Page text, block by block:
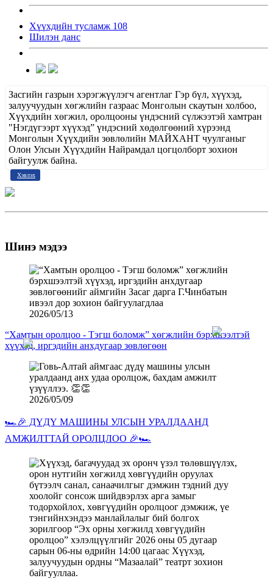
Хүүхдийн тусламж 108
Шилэн данс
Засгийн газрын хэрэгжүүлэгч агентлаг Гэр бүл, хүүхэд,
залуучуудын хөгжлийн газраас Монголын скаутын холбоо,
Хүүхдийн хөгжил, оролцооны үндэсний сүлжээтэй хамтран
"Нэгдүгээрт хүүхэд” үндэсний хөдөлгөөний хүрээнд
Монголын Хүүхдийн зөвлөлийн МАЙХАНТ чуулганыг
Олон Улсын Хүүхдийн Найрамдал цогцолборт зохион
байгуулж байна.
Хэвлэх
Шинэ мэдээ
2026/05/13
“Хамтын оролцоо - Тэгш боломж” хөгжлийн бэрхшээлтэй
хүүхэд, иргэдийн анхдугаар зөвлөгөөн
2026/05/09
🏎️🎉 ДҮДҮ МАШИНЫ УЛСЫН УРАЛДААНД
АМЖИЛТТАЙ ОРОЛЦЛОО 🎉🏎️